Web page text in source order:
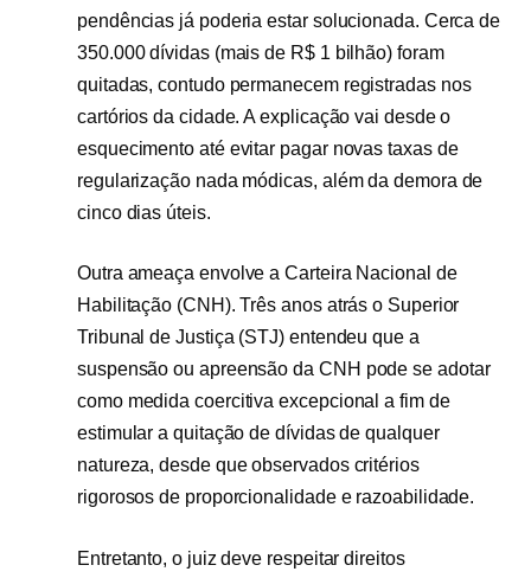
pendências já poderia estar solucionada. Cerca de
350.000 dívidas (mais de R$ 1 bilhão) foram
quitadas, contudo permanecem registradas nos
cartórios da cidade. A explicação vai desde o
esquecimento até evitar pagar novas taxas de
regularização nada módicas, além da demora de
cinco dias úteis.
Outra ameaça envolve a Carteira Nacional de
Habilitação (CNH). Três anos atrás o Superior
Tribunal de Justiça (STJ) entendeu que a
suspensão ou apreensão da CNH pode se adotar
como medida coercitiva excepcional a fim de
estimular a quitação de dívidas de qualquer
natureza, desde que observados critérios
rigorosos de proporcionalidade e razoabilidade.
Entretanto, o juiz deve respeitar direitos